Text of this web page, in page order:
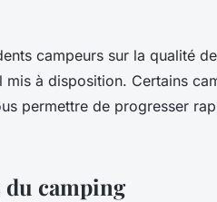
campeurs sur la qualité
à disposition. Certains
permettre de progresser
du camping